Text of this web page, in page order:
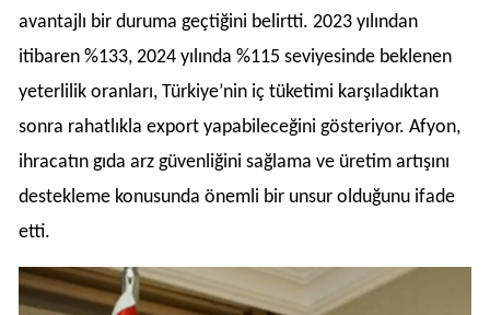
avantajlı bir duruma geçtiğini belirtti. 2023 yılından
itibaren %133, 2024 yılında %115 seviyesinde beklenen
yeterlilik oranları, Türkiye’nin iç tüketimi karşıladıktan
sonra rahatlıkla export yapabileceğini gösteriyor. Afyon,
ihracatın gıda arz güvenliğini sağlama ve üretim artışını
destekleme konusunda önemli bir unsur olduğunu ifade
etti.